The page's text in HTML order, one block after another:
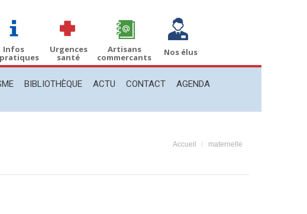
Infos
pratiques
Urgences
santé
Artisans
commercants Nos élus
BIBLIOTHÈQUE ACTU CONTACT AGENDA
Vous êtes ici :
Accueil maternelle
BIBLIOTHÈQUE CONTACT AGENDA